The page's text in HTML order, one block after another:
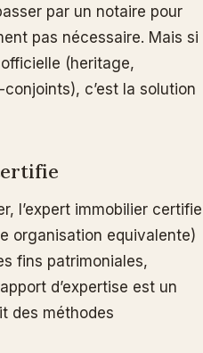
par un notaire pour
pas nécessaire. Mais si
(heritage,
c’est la solution
l’expert immobilier certifie
organisation equivalente)
fins patrimoniales,
d’expertise est un
des méthodes